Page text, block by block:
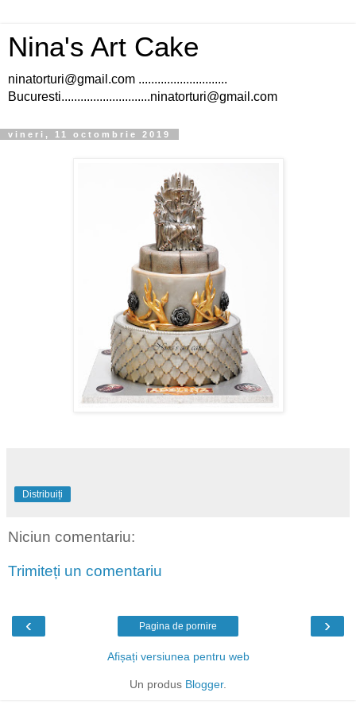
Nina's Art Cake
ninatorturi@gmail.com ............................
Bucuresti............................ninatorturi@gmail.com
vineri, 11 octombrie 2019
Distribuiți
Niciun comentariu:
Trimiteți un comentariu
‹ ›
Pagina de pornire
Afișați versiunea pentru web
Un produs Blogger.